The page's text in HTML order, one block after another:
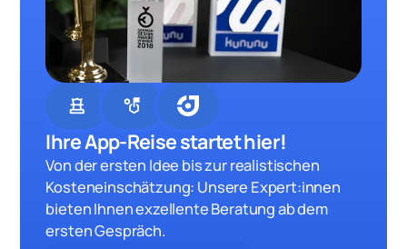
chess strategy
Ihre App-Reise startet hier!
Von der ersten Idee bis zur realistischen
Kosteneinschätzung: Unsere Expert:innen
bieten Ihnen exzellente Beratung ab dem
ersten Gespräch.